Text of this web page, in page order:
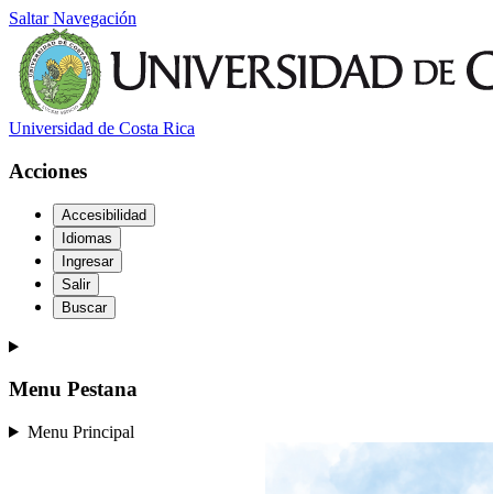
Saltar Navegación
Universidad de Costa Rica
Acciones
Accesibilidad
Idiomas
Ingresar
Salir
Buscar
Menu Pestana
Menu Principal